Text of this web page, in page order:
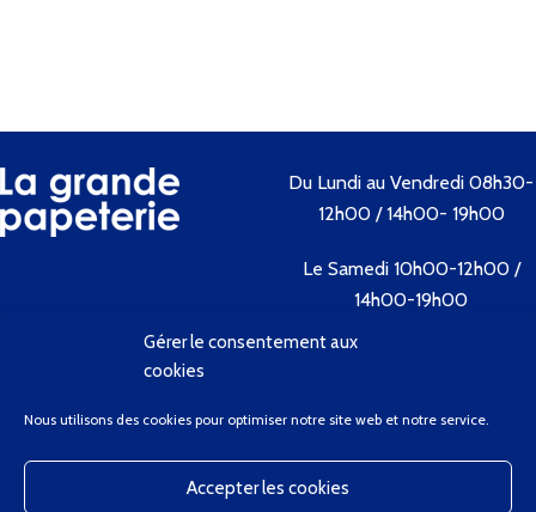
Gérer le consentement aux
cookies
Nous utilisons des cookies pour optimiser notre site web et notre service.
Accepter les cookies
Du Lundi au Vendredi 08h30-
12h00 / 14h00- 19h00
Le Samedi 10h00-12h00 /
14h00-19h00
Tél. 04 73 89 09 57
Bienvenue